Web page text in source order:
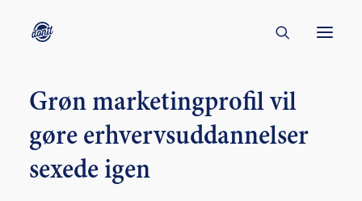
CONTACT
ABOUT
ENGLISH
Grøn marketingprofil vil
gøre erhvervsuddannelser
sexede igen